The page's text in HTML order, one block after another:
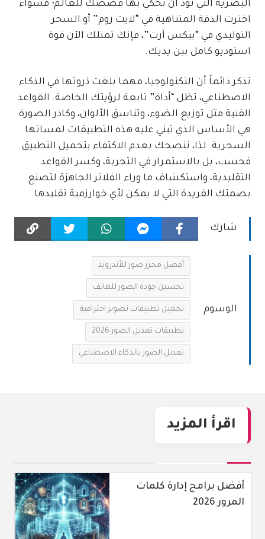
البصرية التي تود أن تحكي بها قصصك للعالم؛ فسواء
اخترت الدقة المتناهية في “لايت روم” أو السحر
التوليدي في “بيكس آرت”، فإنك تمتلك الآن قوة
استوديو كامل بين يديك.
تذكر دائماً أن التكنولوجيا، مهما بلغت ذروتها في الذكاء
الاصطناعي، تظل “أداة” تابعة لرؤيتك الخاصة. القواعد
الفنية مثل توزيع الضوء، وتناسق الألوان، وكادر الصورة
هي الأساس الذي تبني عليه هذه التطبيقات لمساتها
السحرية. لذا، ننصحك بعدم الاكتفاء بتحميل التطبيق
فحسب، بل بالاستمرار في التجربة، وكسر القواعد
التقليدية، واستكشاف ما وراء الفلاتر الجاهزة لتصنع
بصمتك الفريدة التي لا يمكن لأي خوارزمية تقليدها.
شارك
الوسوم
أفضل محرر صور للأندرويد
تحسين جودة الصور للهاتف
تحميل تطبيقات تصوير احترافية
تطبيقات تعديل الصور 2026
تعديل الصور بالذكاء الاصطناعي
اقرأ المزيد
أفضل برامج إدارة كلمات
المرور 2026